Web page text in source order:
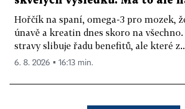
Hořčík na spaní, omega-3 pro mozek,
únavě a kreatin dnes skoro na
stravy slibuje řadu benefitů, ale které
6. 8. 2026 ▪ 16:13 min.